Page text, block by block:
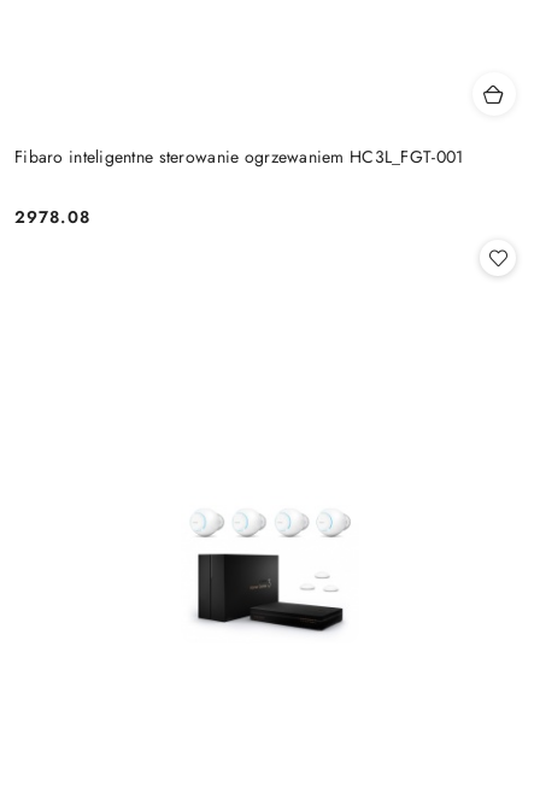
Fibaro inteligentne sterowanie ogrzewaniem HC3L_FGT-001
Cena:
2978.08